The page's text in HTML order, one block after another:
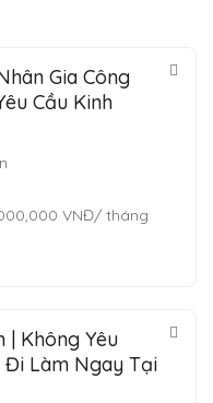
Gia Công
Cầu Kinh
VNĐ/ tháng
| Không Yêu
Đi Làm Ngay Tại